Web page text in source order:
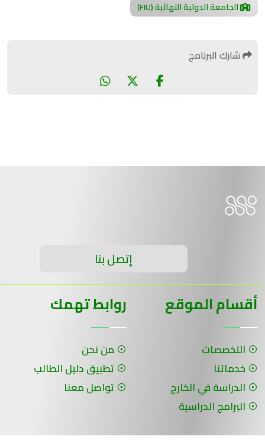
الجامعة الدولية النهائية (FIU)
شارك البرنامج
إتصل بنا
أقسام الموقع
التخصصات
خدماتنا
الدراسة في الخارج
البرامج الدراسية
روابط تهمك
من نحن
تطبيق دليل الطالب
تواصل معنا